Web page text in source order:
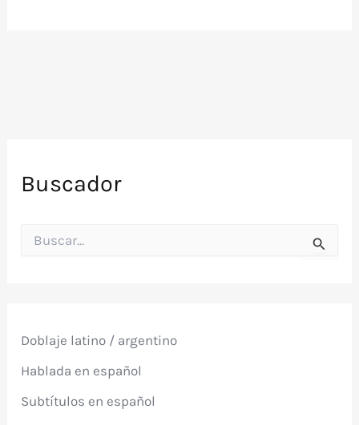
Buscador
o
:
Doblaje latino / argentino
Hablada en español
Subtítulos en español